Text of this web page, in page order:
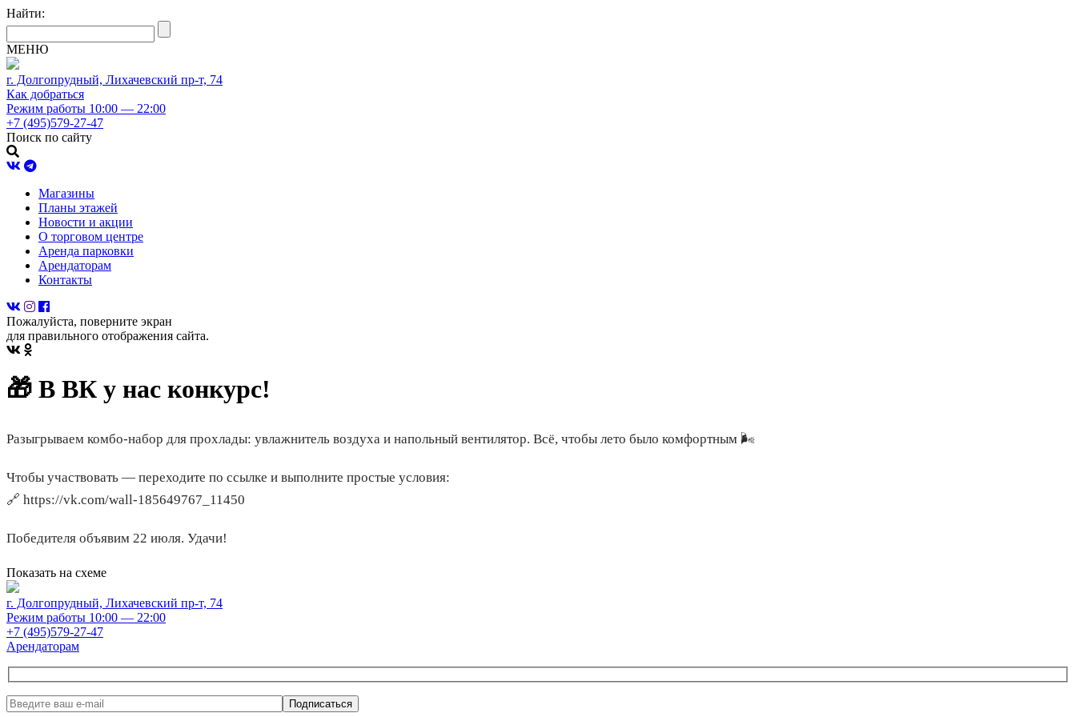
Найти:
МЕНЮ
г. Долгопрудный, Лихачевский пр-т, 74
Как добраться
Режим работы 10:00 — 22:00
+7 (495)579-27-47
Поиск по сайту
Магазины
Планы этажей
Новости и акции
О торговом центре
Аренда парковки
Арендаторам
Контакты
Пожалуйста, поверните экран
для правильного отображения сайта.
🎁 В ВК у нас конкурс!
Разыгрываем комбо-набор для прохлады: увлажнитель воздуха и напольный вентилятор. Всё, чтобы лето было комфортным 🌬️
Чтобы участвовать — переходите по ссылке и выполните простые условия:
🔗 https://vk.com/wall-185649767_11450
Победителя объявим 22 июля. Удачи!
Показать на схеме
г. Долгопрудный, Лихачевский пр-т, 74
Режим работы 10:00 — 22:00
+7 (495)579-27-47
Арендаторам